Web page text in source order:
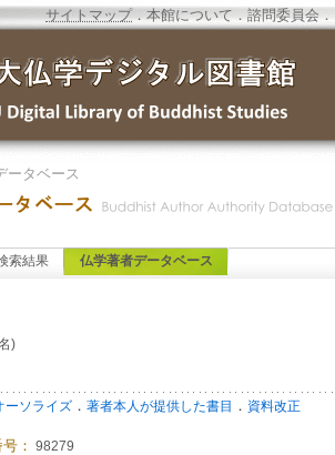
サイトマップ．本館について ．諮問委員会 ．
ータベース
索結果 仏学著者データベース
)
ーソライズ ． 著者本人が提供した書目 ． 資料改正
： 98279